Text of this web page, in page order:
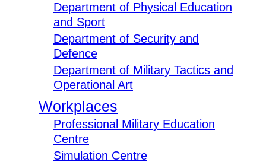
Department of Physical Education
and Sport
Department of Security and
Defence
Department of Military Tactics and
Operational Art
Workplaces
Professional Military Education
Centre
Simulation Centre